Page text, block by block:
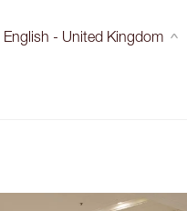
English - United Kingdom